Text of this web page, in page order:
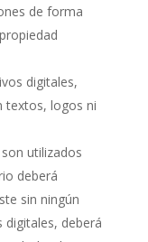
de forma
digitales,
textos, logos ni
utilizados
deberá
sin ningún
digitales, deberá